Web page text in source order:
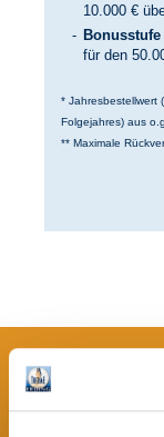
10.000 €
Bonusstufe
für den
* Jahresbestellwert
Folgejahres) aus
** Maximale